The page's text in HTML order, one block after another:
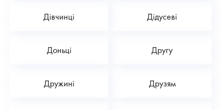
Дівчинці Дідусеві
Доньці Другу
Дружині Друзям